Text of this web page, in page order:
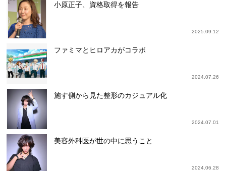
小原正子、資格取得を報告
2025.09.12
ファミマとヒロアカがコラボ
2024.07.26
施す側から見た整形のカジュアル化
2024.07.01
美容外科医が世の中に思うこと
2024.06.28